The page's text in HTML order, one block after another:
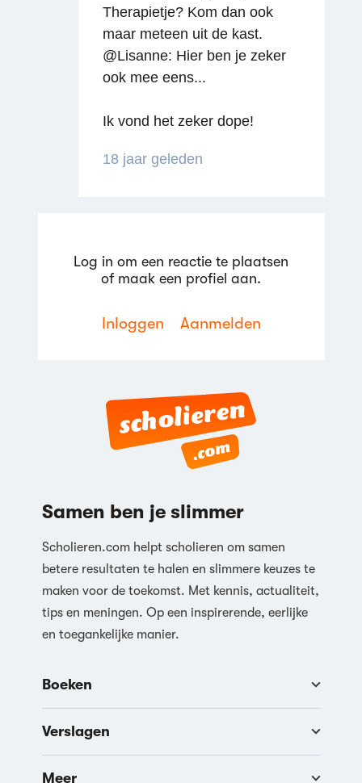
Therapietje? Kom dan ook
maar meteen uit de kast.
@Lisanne: Hier ben je zeker
ook mee eens...
Ik vond het zeker dope!
18 jaar geleden
Reageren
Log in om een reactie te plaatsen
of maak een profiel aan.
Inloggen Aanmelden
Samen ben je slimmer
Scholieren.com helpt scholieren om samen
betere resultaten te halen en slimmere keuzes te
maken voor de toekomst. Met kennis, actualiteit,
tips en meningen. Op een inspirerende, eerlijke
en toegankelijke manier.
Boeken
Verslagen
Meer